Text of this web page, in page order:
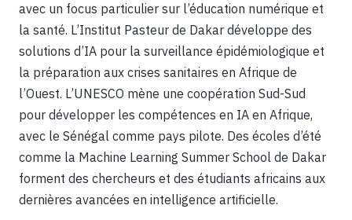
avec un focus particulier sur l’éducation numérique et
la santé. L’Institut Pasteur de Dakar développe des
solutions d’IA pour la surveillance épidémiologique et
la préparation aux crises sanitaires en Afrique de
l’Ouest. L’UNESCO mène une coopération Sud-Sud
pour développer les compétences en IA en Afrique,
avec le Sénégal comme pays pilote. Des écoles d’été
comme la Machine Learning Summer School de Dakar
forment des chercheurs et des étudiants africains aux
dernières avancées en intelligence artificielle.